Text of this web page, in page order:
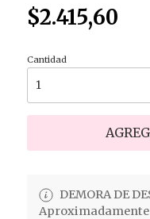
$2.415,60
Cantidad
DEMORA DE
Aproximadamente